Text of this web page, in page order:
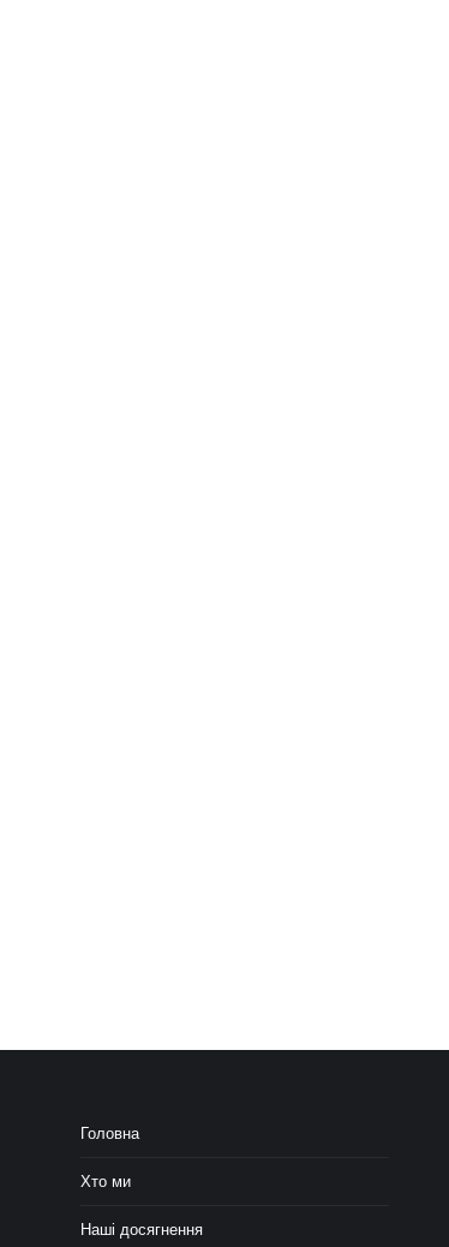
Головна
Хто ми
Наші досягнення